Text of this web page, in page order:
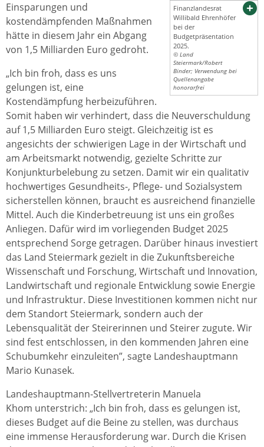
Finanzlandesrat
Willibald Ehrenhöfer
bei der
Budgetpräsentation
2025.
© Land
Steiermark/Robert
Binder; Verwendung bei
Quellenangabe
honorarfrei
Einsparungen und
kostendämpfenden Maßnahmen
hätte in diesem Jahr ein Abgang
von 1,5 Milliarden Euro gedroht.
„Ich bin froh, dass es uns
gelungen ist, eine
Kostendämpfung herbeizuführen.
Somit haben wir verhindert, dass die Neuverschuldung
auf 1,5 Milliarden Euro steigt. Gleichzeitig ist es
angesichts der schwierigen Lage in der Wirtschaft und
am Arbeitsmarkt notwendig, gezielte Schritte zur
Konjunkturbelebung zu setzen. Damit wir ein qualitativ
hochwertiges Gesundheits-, Pflege- und Sozialsystem
sicherstellen können, braucht es ausreichend finanzielle
Mittel. Auch die Kinderbetreuung ist uns ein großes
Anliegen. Dafür wird im vorliegenden Budget 2025
entsprechend Sorge getragen. Darüber hinaus investiert
das Land Steiermark gezielt in die Zukunftsbereiche
Wissenschaft und Forschung, Wirtschaft und Innovation,
Landwirtschaft und regionale Entwicklung sowie Energie
und Infrastruktur. Diese Investitionen kommen nicht nur
dem Standort Steiermark, sondern auch der
Lebensqualität der Steirerinnen und Steirer zugute. Wir
sind fest entschlossen, in den kommenden Jahren eine
Schubumkehr einzuleiten”, sagte Landeshauptmann
Mario Kunasek.
Landeshauptmann-Stellvertreterin Manuela
Khom unterstrich: „Ich bin froh, dass es gelungen ist,
dieses Budget auf die Beine zu stellen, was durchaus
eine immense Herausforderung war. Durch die Krisen